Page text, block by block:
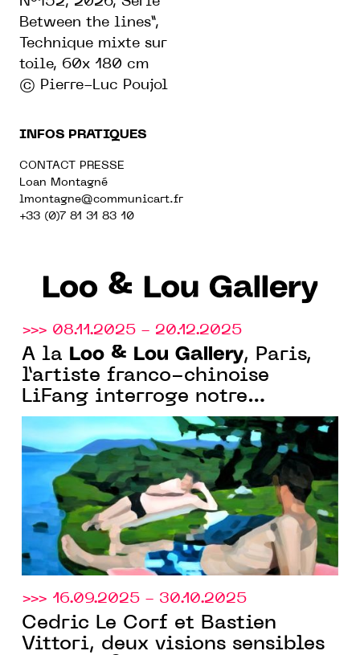
Between the lines”,
Technique mixte sur
toile, 60x 180 cm
© Pierre-Luc Poujol
INFOS PRATIQUES
CONTACT PRESSE
Loan Montagné
lmontagne@communicart.fr
+33 (0)7 81 31 83 10
Loo & Lou Gallery
>>> 08.11.2025 - 20.12.2025
À la Loo & Lou Gallery, Paris,
l’artiste franco-chinoise
LiFang interroge notre
mémoire et l’imaginaire
estival
>>> 16.09.2025 - 30.10.2025
Cedric Le Corf et Bastien
Vittori, deux visions sensibles